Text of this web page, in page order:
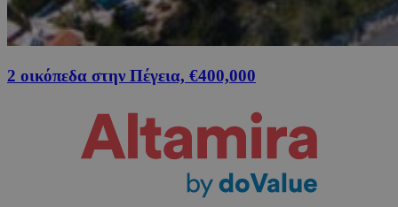
2 οικόπεδα στην Πέγεια, €400,000